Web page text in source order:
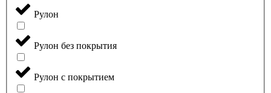
Рулон
Рулон без покрытия
Рулон с покрытием